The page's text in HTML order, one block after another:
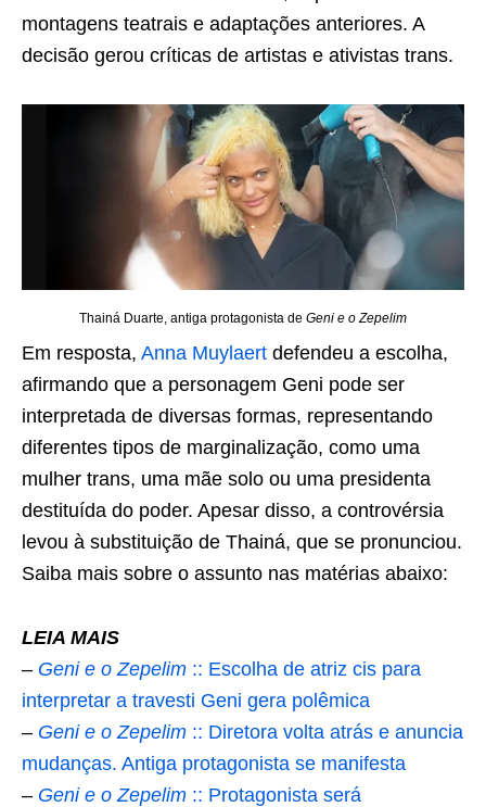
montagens teatrais e adaptações anteriores. A
decisão gerou críticas de artistas e ativistas trans.
Thainá Duarte, antiga protagonista de Geni e o Zepelim
Em resposta, Anna Muylaert defendeu a escolha,
afirmando que a personagem Geni pode ser
interpretada de diversas formas, representando
diferentes tipos de marginalização, como uma
mulher trans, uma mãe solo ou uma presidenta
destituída do poder. Apesar disso, a controvérsia
levou à substituição de Thainá, que se pronunciou.
Saiba mais sobre o assunto nas matérias abaixo:
LEIA MAIS
– Geni e o Zepelim :: Escolha de atriz cis para
interpretar a travesti Geni gera polêmica
– Geni e o Zepelim :: Diretora volta atrás e anuncia
mudanças. Antiga protagonista se manifesta
– Geni e o Zepelim :: Protagonista será